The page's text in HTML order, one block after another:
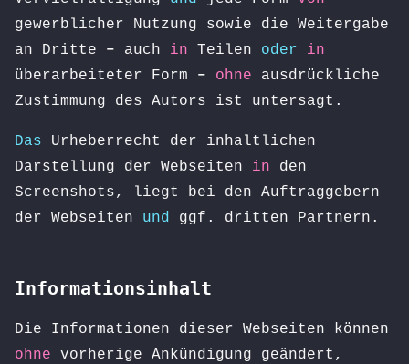
gewerblicher Nutzung sowie die Weitergabe
an Dritte – auch in Teilen oder
in
überarbeiteter Form – ohne ausdrückliche
Zustimmung des Autors ist untersagt.
Das Urheberrecht der inhaltlichen
Darstellung der Webseiten in den
Screenshots, liegt bei den Auftraggebern
der Webseiten und ggf. dritten Partnern.
Informationsinhalt
Die Informationen dieser Webseiten können
ohne vorherige Ankündigung geändert,